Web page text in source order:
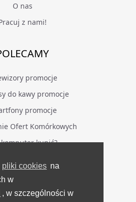
pliki cookies na
w
, w szczególności w
O nas
z nami!
promocje
do kawy promocje
promocje
Ofert Komórkowych
komputer kupić?
NA BIEŻĄCO
Facebook